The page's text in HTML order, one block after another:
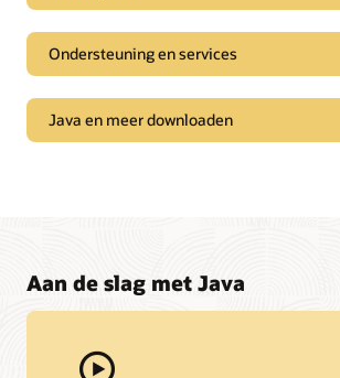
Ondersteuning en services
Java en meer downloaden
Aan de slag met Java